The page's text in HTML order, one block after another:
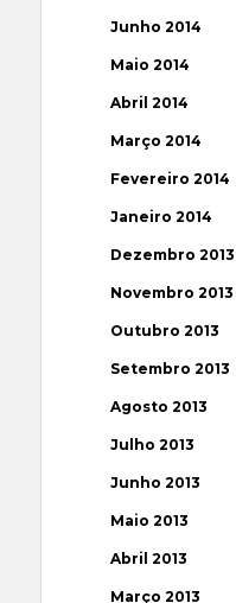
Junho 2014
Maio 2014
Abril 2014
Março 2014
Fevereiro 2014
Janeiro 2014
Dezembro 2013
Novembro 2013
Outubro 2013
Setembro 2013
Agosto 2013
Julho 2013
Junho 2013
Maio 2013
Abril 2013
Março 2013